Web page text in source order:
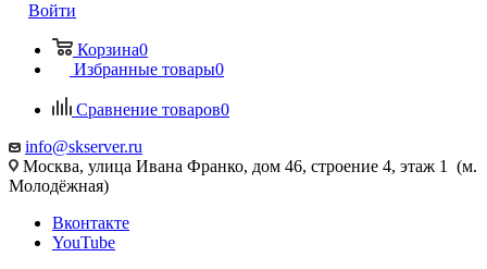
Войти
Корзина0
Избранные товары0
Сравнение товаров0
info@skserver.ru
Москва, улица Ивана Франко, дом 46, строение 4, этаж 1 (м.
Молодёжная)
Вконтакте
YouTube